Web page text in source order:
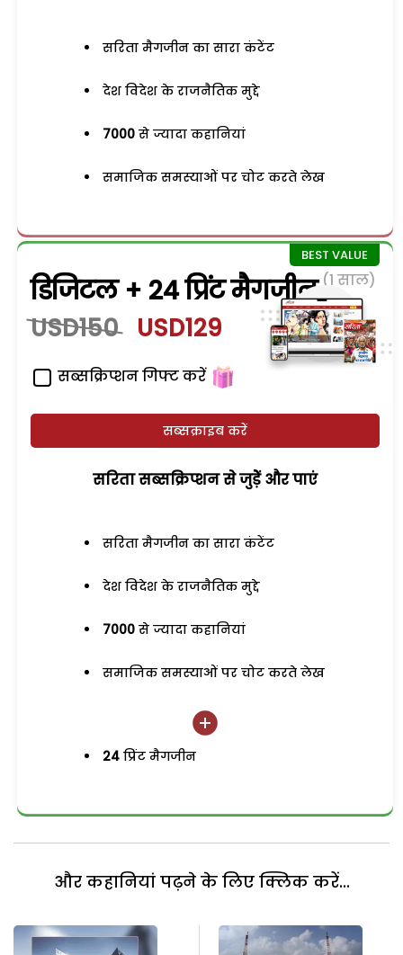
सरिता मैगजीन का सारा कंटेंट
देश विदेश के राजनैतिक मुद्दे
7000 से ज्यादा कहानियां
समाजिक समस्याओं पर चोट करते लेख
डिजिटल + 24 प्रिंट मैगजीन (1 साल)
USD150 USD129
सब्सक्रिप्शन गिफ्ट करें
सब्सक्राइब करें
सरिता सब्सक्रिप्शन से जुड़ेें और पाएं
सरिता मैगजीन का सारा कंटेंट
देश विदेश के राजनैतिक मुद्दे
7000 से ज्यादा कहानियां
समाजिक समस्याओं पर चोट करते लेख
24 प्रिंट मैगजीन
और कहानियां पढ़ने के लिए क्लिक करें...